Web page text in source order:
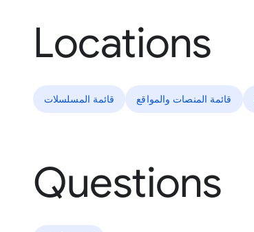
Locations
قائمة المسلسلات قائمة المنصات والمواقع
Questions